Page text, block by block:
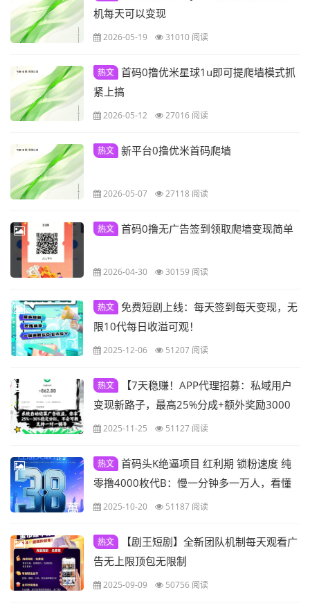
机每天可以变现
2026-05-19 31010 阅读
热文 首码0撸优米星球1u即可提爬墙模式抓
紧上搞
2026-05-12 27016 阅读
热文 新平台0撸优米首码爬墙
2026-05-07 27118 阅读
热文 首码0撸无广告签到领取爬墙变现简单
2026-04-30 30159 阅读
热文 免费短剧上线：每天签到每天变现，无
限10代每日收溢可观！
2025-12-06 51207 阅读
热文
【7天稳赚！APP代理招募：私域用户
变现新路子，最高25%分成+额外奖励3000
元！】
2025-11-25 51127 阅读
热文 首码头K绝逼项目 红利期 锁粉速度 纯
零撸4000枚代B：慢一分钟多一万人，看懂
的快上车！
2025-10-20 51187 阅读
热文
【剧王短剧】全新团队机制每天观看广
告无上限顶包无限制
2025-09-09 50756 阅读